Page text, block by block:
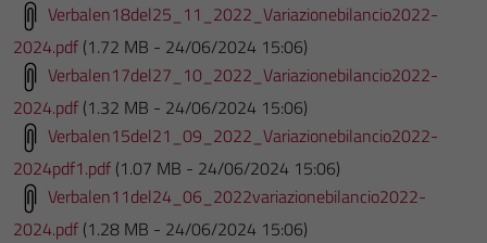
Verbalen18del25_11_2022_Variazionebilancio2022-
2024.pdf (1.72 MB - 24/06/2024 15:06)
Verbalen17del27_10_2022_Variazionebilancio2022-
2024.pdf (1.32 MB - 24/06/2024 15:06)
Verbalen15del21_09_2022_Variazionebilancio2022-
2024pdf1.pdf (1.07 MB - 24/06/2024 15:06)
Verbalen11del24_06_2022variazionebilancio2022-
2024.pdf (1.28 MB - 24/06/2024 15:06)